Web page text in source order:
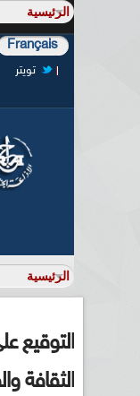
Français
تويتر
التوقيع
الثقافة